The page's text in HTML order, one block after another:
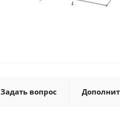
Задать вопрос